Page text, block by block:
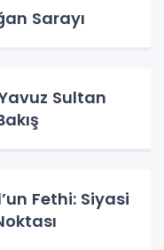
Sarayı
Sultan
Fethi: Siyasi